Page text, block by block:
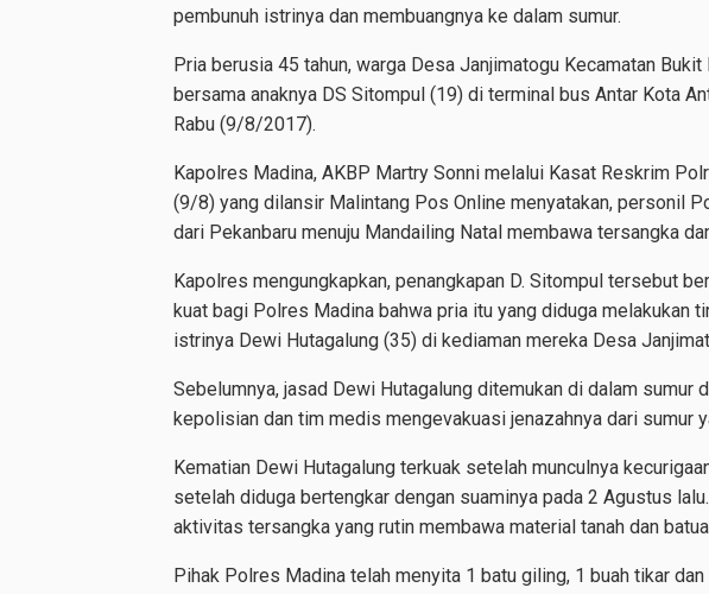
pembunuh istrinya dan membuangnya ke dalam sumur.
Pria berusia 45 tahun, warga Desa Janjimatogu Kecamatan
bersama anaknya DS Sitompul (19) di terminal bus Antar Kota
Rabu (9/8/2017).
Kapolres Madina, AKBP Martry Sonni melalui Kasat Reskrim
(9/8) yang dilansir Malintang Pos Online menyatakan, personil
dari Pekanbaru menuju Mandailing Natal membawa tersangka
Kapolres mengungkapkan, penangkapan D. Sitompul tersebut
kuat bagi Polres Madina bahwa pria itu yang diduga melakukan
istrinya Dewi Hutagalung (35) di kediaman mereka Desa
Sebelumnya, jasad Dewi Hutagalung ditemukan di dalam sumur
kepolisian dan tim medis mengevakuasi jenazahnya dari sumur
Kematian Dewi Hutagalung terkuak setelah munculnya
setelah diduga bertengkar dengan suaminya pada 2 Agustus
aktivitas tersangka yang rutin membawa material tanah dan
Pihak Polres Madina telah menyita 1 batu giling, 1 buah tikar